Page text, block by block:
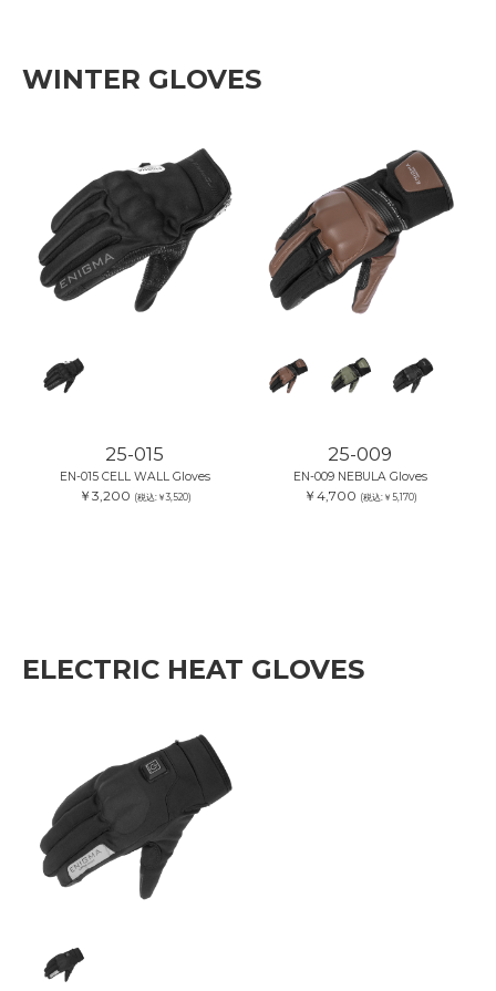
WINTER GLOVES
25-015
EN-015 CELL WALL Gloves
￥3,200 (税込:￥3,520)
25-009
EN-009 NEBULA Gloves
￥4,700 (税込:￥5,170)
ELECTRIC HEAT GLOVES